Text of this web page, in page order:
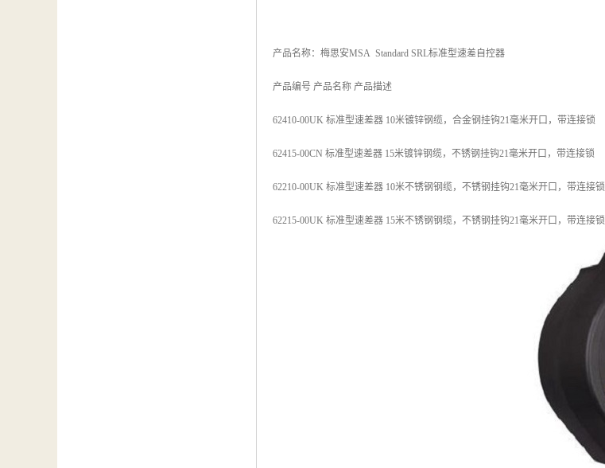
产品名称：梅思安MSA Standard SRL标准型速差自控器
产品编号 产品名称 产品描述
62410-00UK 标准型速差器 10米镀锌钢缆，合金钢挂钩21毫米开口，带连接锁
62415-00CN 标准型速差器 15米镀锌钢缆，不锈钢挂钩21毫米开口，带连接锁
62210-00UK 标准型速差器 10米不锈钢钢缆，不锈钢挂钩21毫米开口，带连接锁
62215-00UK 标准型速差器 15米不锈钢钢缆，不锈钢挂钩21毫米开口，带连接锁